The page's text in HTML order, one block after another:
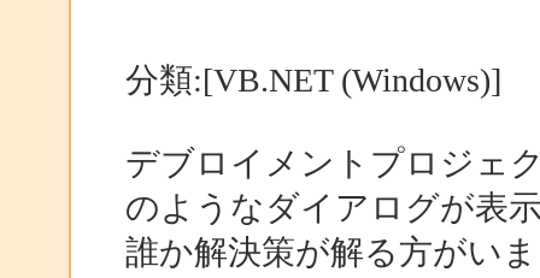
分類:[VB.NET (Windows)]
デブロイメントプロジェ
のようなダイアログが表
誰か解決策が解る方がい